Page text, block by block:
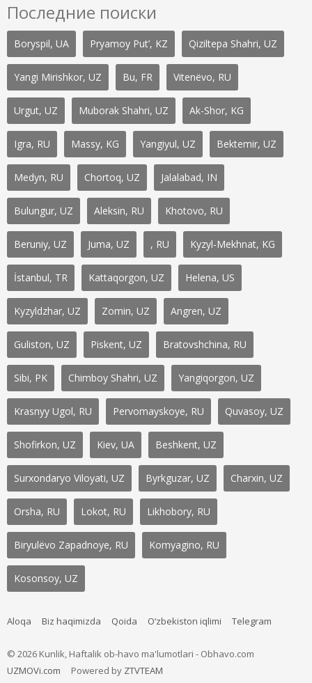
Последние поиски
Boryspil, UA Pryamoy Put’, KZ Qiziltepa Shahri, UZ
Yangi Mirishkor, UZ Bu, FR Vitenëvo, RU
Urgut, UZ Muborak Shahri, UZ Ak-Shor, KG
Igra, RU Massy, KG Yangiyul, UZ Bektemir, UZ
Medyn, RU Chortoq, UZ Jalalabad, IN
Bulungur, UZ Aleksin, RU Khotovo, RU
Beruniy, UZ Juma, UZ , RU Kyzyl-Mekhnat, KG
İstanbul, TR Kattaqorgon, UZ Helena, US
Kyzyldzhar, UZ Zomin, UZ Angren, UZ
Guliston, UZ Piskent, UZ Bratovshchina, RU
Sibi, PK Chimboy Shahri, UZ Yangiqorgon, UZ
Krasnyy Ugol, RU Pervomayskoye, RU Quvasoy, UZ
Shofirkon, UZ Kiev, UA Beshkent, UZ
Surxondaryo Viloyati, UZ Byrkguzar, UZ Charxin, UZ
Orsha, RU Lokot, RU Likhobory, RU
Biryulëvo Zapadnoye, RU Komyagino, RU
Kosonsoy, UZ
Aloqa Biz haqimizda Qoida O‘zbekiston iqlimi Telegram
© 2026 Kunlik, Haftalik ob-havo ma'lumotlari - Obhavo.com
UZMOVi.com
Powered by ZTVTEAM